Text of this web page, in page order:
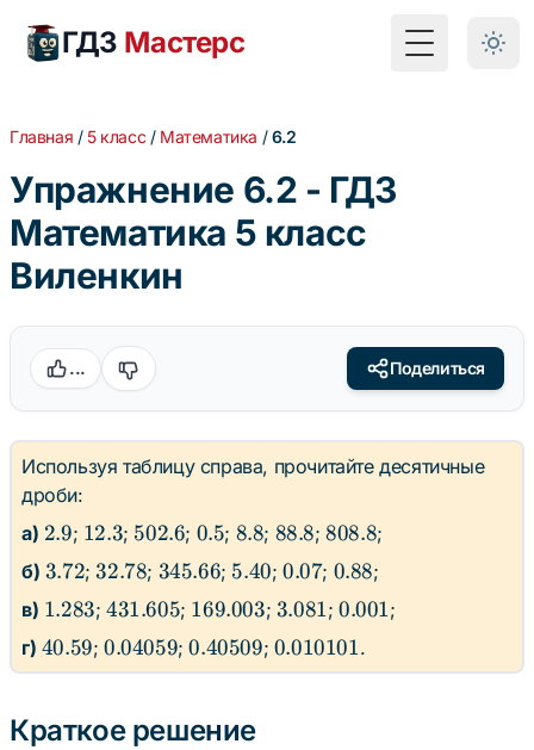
ГДЗ Мастерс Toggle Menu
Главная / 5 класс / Математика /6.2
Упражнение 6.2 - ГДЗ
Математика 5 класс
Виленкин
... Поделиться
Используя таблицу справа, прочитайте десятичные
дроби:
а) 2.9
2.9; 12.3
12.3; 502.6
502.6; 0.5
0.5; 8.8
8.8; 88.8
88.8;808.8
808.8;
б) 3.72
3.72;32.78
32.78; 345.66
345.66; 5.40
5.40;0.07
0.07; 0.88
0.88;
в) 1.283
1.283;431.605
431.605; 169.003
169.003; 3.081
3.081;0.001
0.001;
г) 40.59
40.59;0.04059
0.04059;0.40509
0.40509; 0.010101
0.010101.
Краткое решение